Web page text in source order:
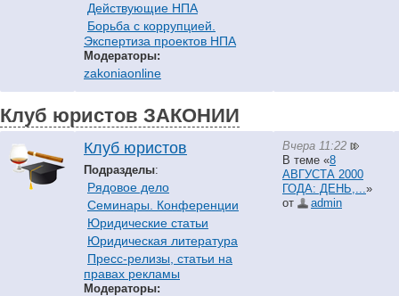
Действующие НПА
Борьба с коррупцией.
Экспертиза проектов НПА
Модераторы:
zakoniaonline
Клуб юристов ЗАКОНИИ
Клуб юристов
Подразделы:
Рядовое дело
Семинары. Конференции
Юридические статьи
Юридическая литература
Пресс-релизы, статьи на
правах рекламы
Модераторы:
Вчера 11:22
В теме «8
АВГУСТА 2000
ГОДА: ДЕНЬ,... »
от
аdmin